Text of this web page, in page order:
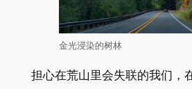
金光浸染的树林
担心在荒山里会失联的我们，